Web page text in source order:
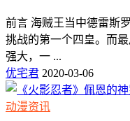
前言 海贼王当中德雷斯
挑战的第一个四皇。而
强大，一 ...
优宅君 2020-03-06
动漫资讯